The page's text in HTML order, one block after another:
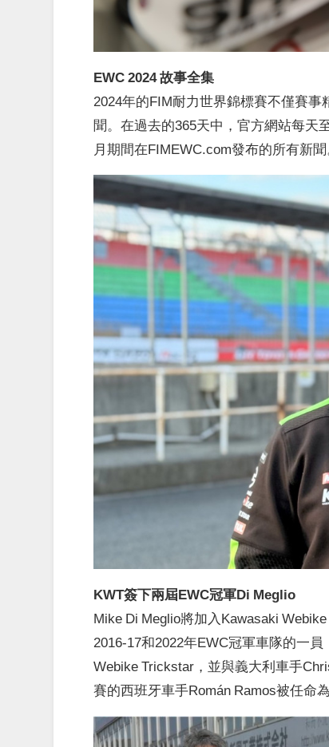
EWC 2024 故事全集
2024年的FIM耐力世界錦標賽不僅賽
聞。在過去的365天中，官方網站每天
月期間在FIMEWC.com發布的所有新
KWT簽下兩屆EWC冠軍Di Meglio
Mike Di Meglio將加入Kawasaki
2016-17和2022年EWC冠軍車隊的一
Webike Trickstar，並與義大利車手
賽的西班牙車手Román Ramos被任命